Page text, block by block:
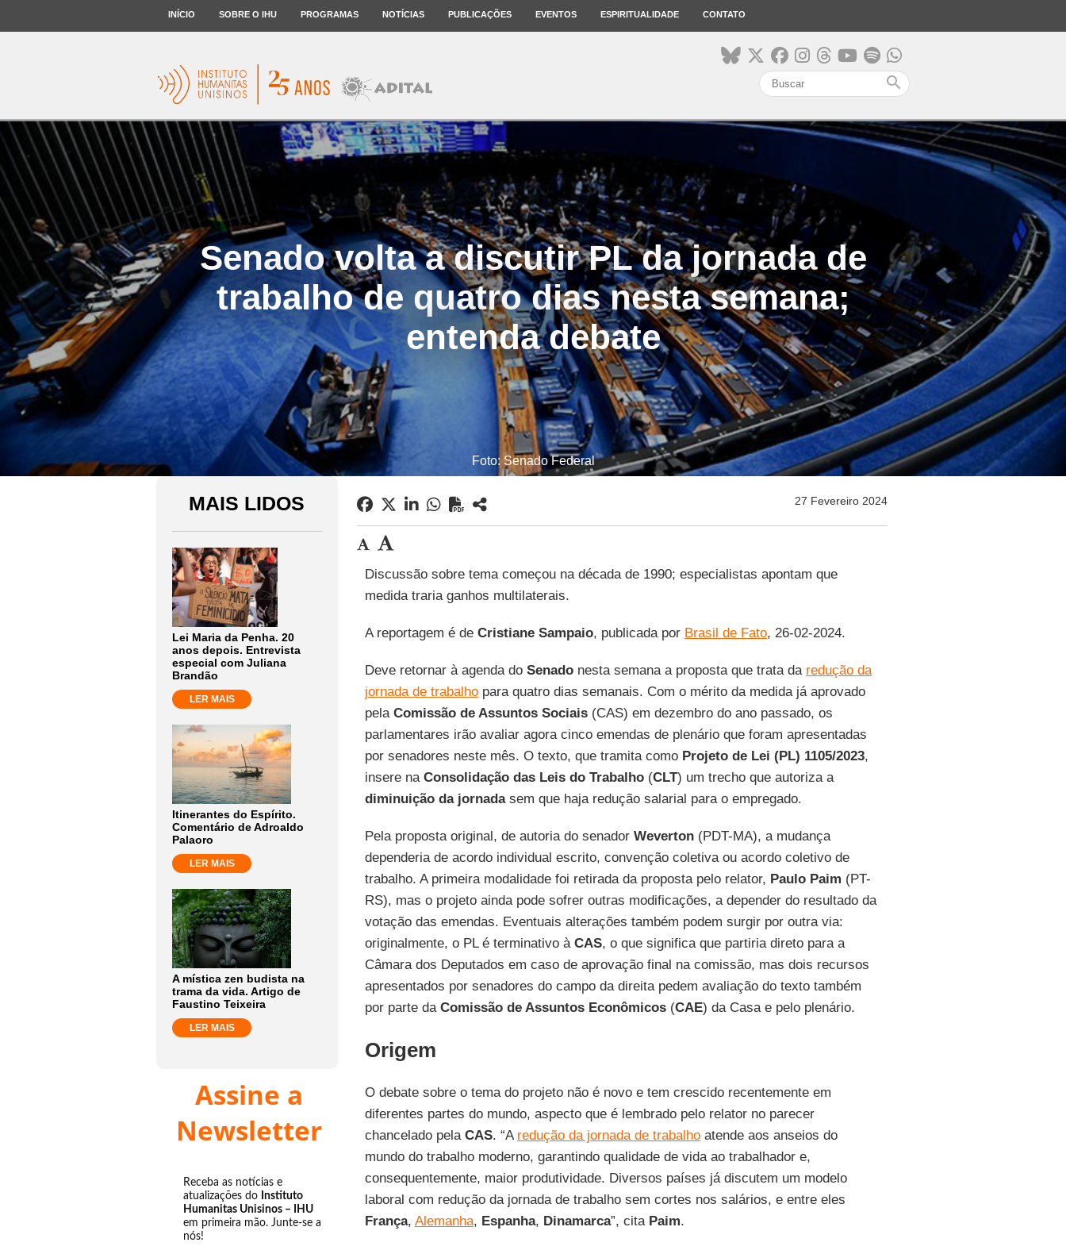
INÍCIO SOBRE O IHU PROGRAMAS NOTÍCIAS PUBLICAÇÕES EVENTOS ESPIRITUALIDADE CONTATO
search
Senado volta a discutir PL da jornada de
trabalho de quatro dias nesta semana;
entenda debate
Foto: Senado Federal
MAIS LIDOS
Lei Maria da Penha. 20
anos depois. Entrevista
especial com Juliana
Brandão
LER MAIS
Itinerantes do Espírito.
Comentário de Adroaldo
Palaoro
LER MAIS
A mística zen budista na
trama da vida. Artigo de
Faustino Teixeira
LER MAIS
Assine a
Newsletter
Receba as notícias e
atualizações do Instituto
Humanitas Unisinos – IHU
em primeira mão. Junte-se a
nós!
27 Fevereiro 2024
Discussão sobre tema começou na década de 1990; especialistas apontam que
medida traria ganhos multilaterais.
A reportagem é de Cristiane Sampaio, publicada por Brasil de Fato, 26-02-2024.
Deve retornar à agenda do Senadonesta semana a proposta que trata da redução da
jornada de trabalhopara quatro dias semanais. Com o mérito da medida já aprovado
pela Comissão de Assuntos Sociais(CAS) em dezembro do ano passado, os
parlamentares irão avaliar agora cinco emendas de plenário que foram apresentadas
por senadores neste mês. O texto, que tramita como Projeto de Lei (PL) 1105/2023,
insere na Consolidação das Leis do Trabalho(CLT) um trecho que autoriza a
diminuição da jornadasem que haja redução salarial para o empregado.
Pela proposta original, de autoria do senador Weverton(PDT-MA), a mudança
dependeria de acordo individual escrito, convenção coletiva ou acordo coletivo de
trabalho. A primeira modalidade foi retirada da proposta pelo relator, Paulo Paim (PT-
RS), mas o projeto ainda pode sofrer outras modificações, a depender do resultado da
votação das emendas. Eventuais alterações também podem surgir por outra via:
originalmente, o PL é terminativo à CAS, o que significa que partiria direto para a
Câmara dos Deputados em caso de aprovação final na comissão, mas dois recursos
apresentados por senadores do campo da direita pedem avaliação do texto também
por parte da Comissão de Assuntos Econômicos(CAE) da Casa e pelo plenário.
Origem
O debate sobre o tema do projeto não é novo e tem crescido recentemente em
diferentes partes do mundo, aspecto que é lembrado pelo relator no parecer
chancelado pela CAS. “A redução da jornada de trabalhoatende aos anseios do
mundo do trabalho moderno, garantindo qualidade de vida ao trabalhador e,
consequentemente, maior produtividade. Diversos países já discutem um modelo
laboral com redução da jornada de trabalho sem cortes nos salários, e entre eles
França, Alemanha, Espanha, Dinamarca”, cita Paim.